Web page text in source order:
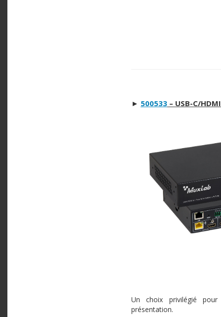
► 500533 – USB-C/
Un choix privilégié
présentation.